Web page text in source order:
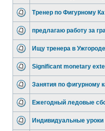
Тренер по Фигурному
предлагаю работу за
Ищу тренера в Ужгороде
Significant monetary
Занятия по фигурному
Ежегодный ледовые
Индивидуальные